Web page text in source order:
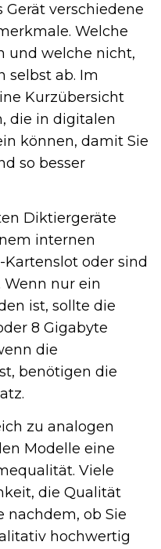
verschiedene
Welche
und welche nicht,
selbst ab. Im
Kurzübersicht
die in digitalen
können, damit Sie
so besser
Diktiergeräte
internen
oder sind
nur ein
ist, sollte die
8 Gigabyte
die
benötigen die
zu analogen
Modelle eine
Viele
die Qualität
nachdem, ob Sie
hochwertig